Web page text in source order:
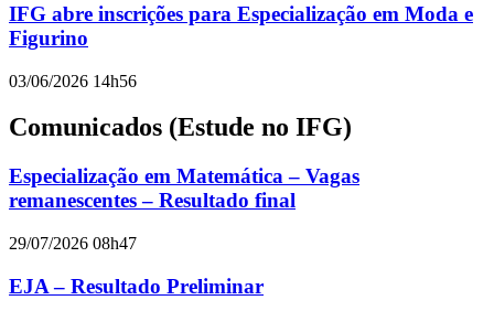
IFG abre inscrições para Especialização em Moda e
Figurino
03/06/2026 14h56
Comunicados (Estude no IFG)
Especialização em Matemática – Vagas
remanescentes – Resultado final
29/07/2026 08h47
EJA – Resultado Preliminar